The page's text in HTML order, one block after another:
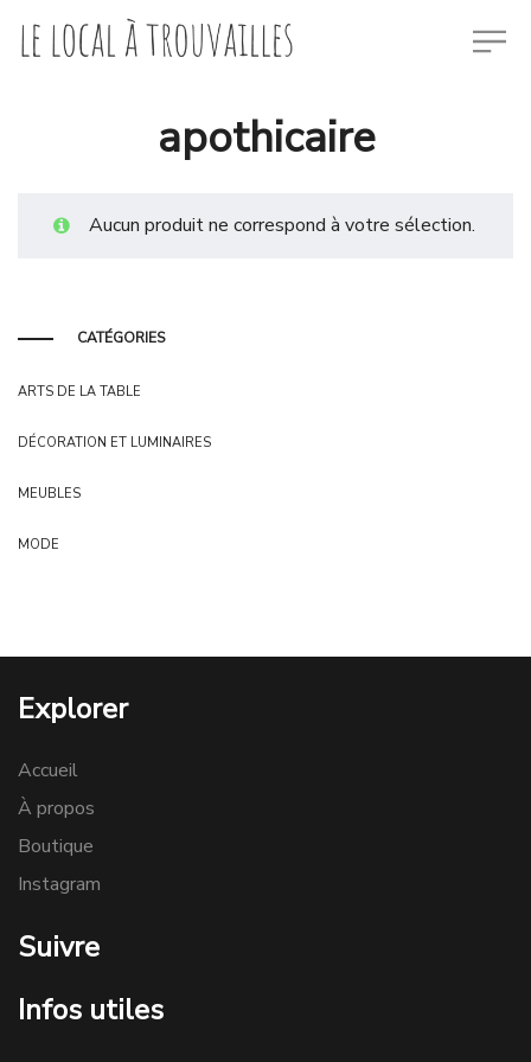
apothicaire
Aucun produit ne correspond à votre sélection.
CATÉGORIES
ARTS DE LA TABLE
DÉCORATION ET LUMINAIRES
MEUBLES
MODE
Explorer
Accueil
À propos
Boutique
Instagram
Suivre
Infos utiles